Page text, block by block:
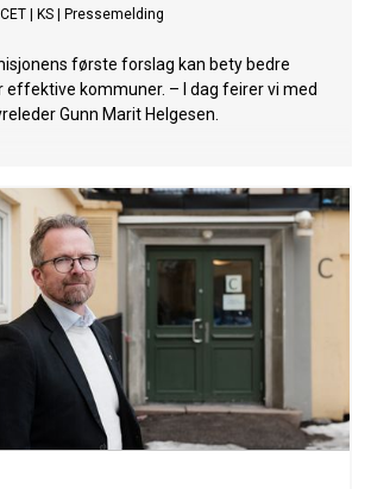
KS Pressemelding
første forslag kan bety bedre
effektive kommuner. – I dag feirer vi med
Gunn Marit Helgesen.